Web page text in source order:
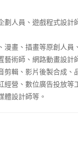
劃人員、遊戲程式設
漫畫、插畫等原創人
術師、網路動畫設計
剪輯、影片後製合成
經營、數位廣告投放
體設計師等。